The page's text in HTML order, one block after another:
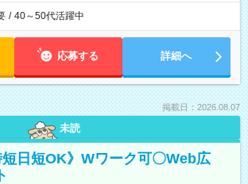
/ 40～50代活躍中
応募する 詳細へ
掲載日：2026.08.07
未読
短日短OK》Wワーク可〇Web広